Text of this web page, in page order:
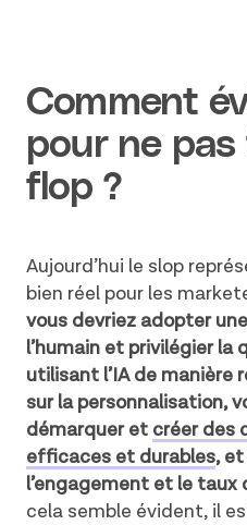
Comment
pour ne pas
flop ?
Aujourd’hui le slop
bien réel pour les
vous devriez adopter
l’humain et privilégier la
utilisant l’IA de manière
sur la personnalisation,
démarquer et créer des
efficaces et durables,
l’engagement et le taux
cela semble évident, il